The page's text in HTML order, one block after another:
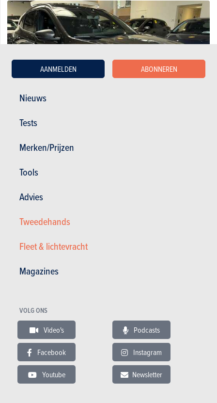
Nieuws
Tests
Merken/Prijzen
Tools
Advies
Tweedehands
Fleet & lichtevracht
Magazines
AANMELDEN ABONNEREN
VOLG ONS
Video's Podcasts
Facebook Instagram
Youtube Newsletter
Ford ST LIne X 2.5PHEV 225PK Magnetic / Pano Dak / Wi ...
25.900 €
Ford ST-Line 2.5i 180pk FHEV
27.900 €
05/2024
Co2 : 125g